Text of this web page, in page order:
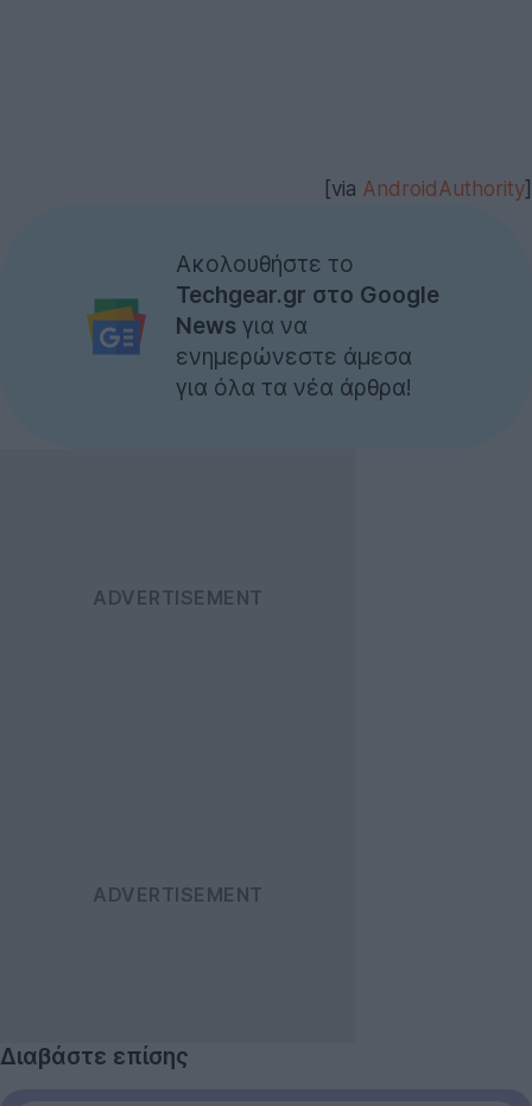
[via AndroidAuthority]
Ακολουθήστε το
Techgear.gr στο Google
News για να
ενημερώνεστε άμεσα
για όλα τα νέα άρθρα!
Διαβάστε επίσης